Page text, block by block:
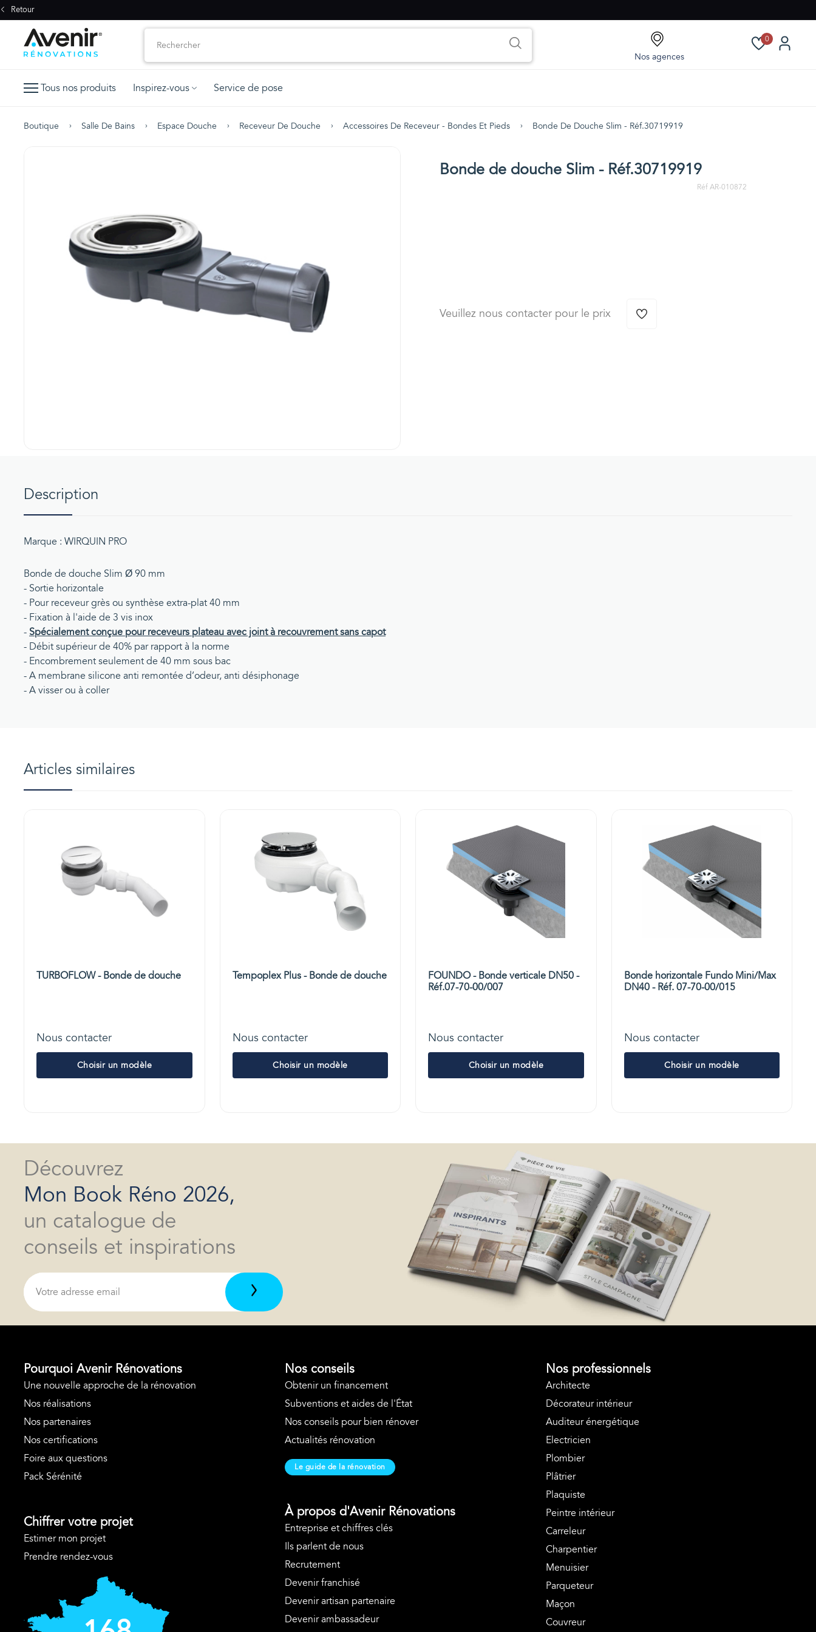
Retour
Nos agences
0
Tous nos produits Inspirez-vous Service de pose
Boutique Salle De Bains Espace Douche Receveur De Douche Accessoires De Receveur - Bondes Et Pieds Bonde De Douche Slim - Réf.30719919
Bonde de douche Slim - Réf.30719919
Réf AR-010872
Veuillez nous contacter pour le prix
Description
Marque : WIRQUIN PRO
Bonde de douche Slim Ø 90 mm
- Sortie horizontale
- Pour receveur grès ou synthèse extra-plat 40 mm
- Fixation à l'aide de 3 vis inox
- Spécialement conçue pour receveurs plateau avec joint à recouvrement sans capot
- Débit supérieur de 40% par rapport à la norme
- Encombrement seulement de 40 mm sous bac
- A membrane silicone anti remontée d’odeur, anti désiphonage
- A visser ou à coller
Articles similaires
TURBOFLOW - Bonde de douche
Nous contacter
Choisir un modèle
Tempoplex Plus - Bonde de douche
Nous contacter
Choisir un modèle
FOUNDO - Bonde verticale DN50 -
Réf.07-70-00/007
Nous contacter
Choisir un modèle
Bonde horizontale Fundo Mini/Max
DN40 - Réf. 07-70-00/015
Nous contacter
Choisir un modèle
Découvrez
Mon Book Réno 2026,
un catalogue de
conseils et inspirations
Pourquoi Avenir Rénovations
Une nouvelle approche de la rénovation
Nos réalisations
Nos partenaires
Nos certifications
Foire aux questions
Pack Sérénité
Chiffrer votre projet
Estimer mon projet
Prendre rendez-vous
Nos conseils
Obtenir un financement
Subventions et aides de l'État
Nos conseils pour bien rénover
Actualités rénovation
Le guide de la rénovation
À propos d'Avenir Rénovations
Entreprise et chiffres clés
Ils parlent de nous
Recrutement
Devenir franchisé
Devenir artisan partenaire
Devenir ambassadeur
Nos professionnels
Architecte
Décorateur intérieur
Auditeur énergétique
Electricien
Plombier
Plâtrier
Plaquiste
Peintre intérieur
Carreleur
Charpentier
Menuisier
Parqueteur
Maçon
Couvreur